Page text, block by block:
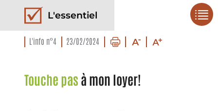
L'essentiel
L'info n°4 23/02/2024
Touche pasà mon loyer!